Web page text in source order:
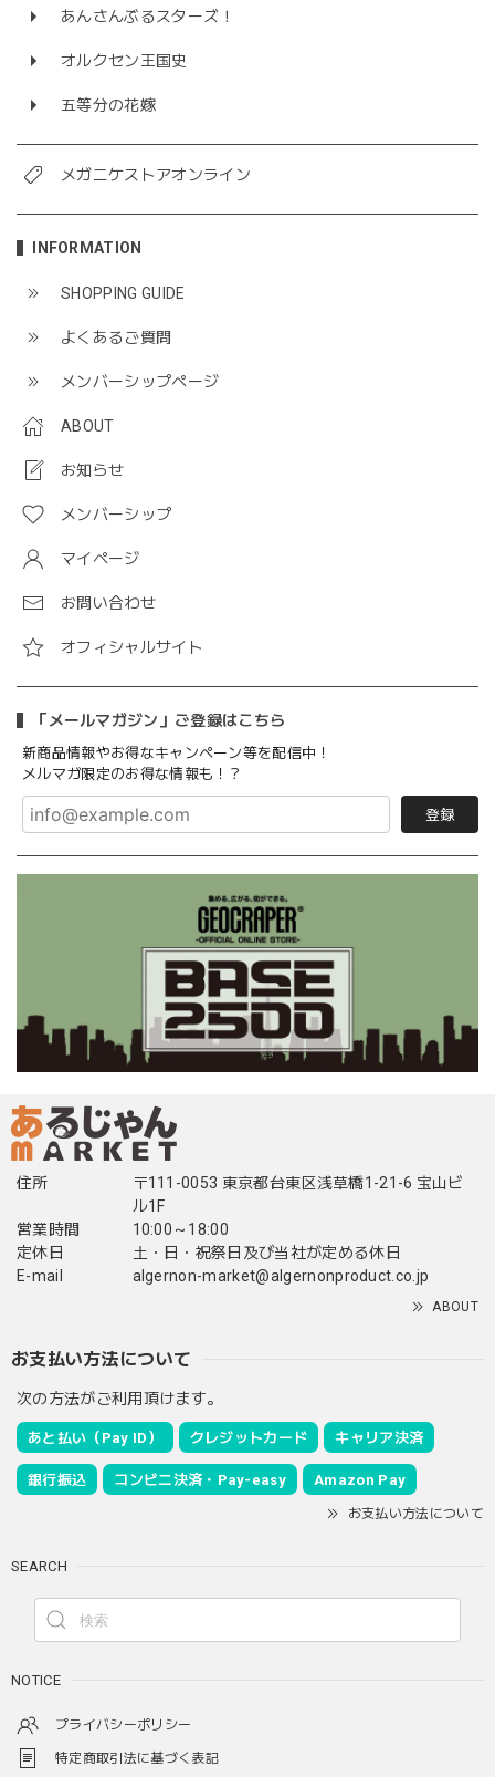
あんさんぶるスターズ！
オルクセン王国史
五等分の花嫁
メガニケストアオンライン
INFORMATION
SHOPPING GUIDE
よくあるご質問
メンバーシップページ
ABOUT
お知らせ
メンバーシップ
マイページ
お問い合わせ
オフィシャルサイト
「メールマガジン」ご登録はこちら
新商品情報やお得なキャンペーン等を配信中！
メルマガ限定のお得な情報も！？
登録
住所
〒111-0053 東京都台東区浅草橋1-21-6 宝山ビ
ル1F
営業時間
10:00～18:00
定休日
土・日・祝祭日及び当社が定める休日
E-mail
algernon-market@algernonproduct.co.jp
ABOUT
お支払い方法について
次の方法がご利用頂けます。
あと払い（Pay ID） クレジットカード キャリア決済
銀行振込 コンビニ決済・Pay-easy Amazon Pay
お支払い方法について
SEARCH
NOTICE
プライバシーポリシー
特定商取引法に基づく表記